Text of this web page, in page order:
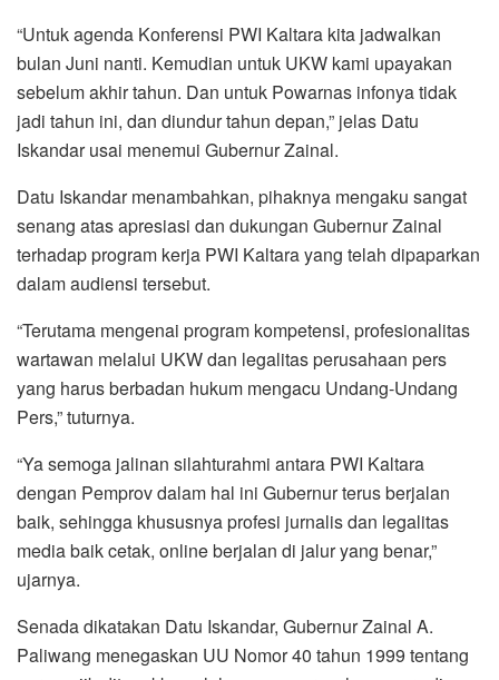
“Untuk agenda Konferensi PWI Kaltara kita jadwalkan
bulan Juni nanti. Kemudian untuk UKW kami upayakan
sebelum akhir tahun. Dan untuk Powarnas infonya tidak
jadi tahun ini, dan diundur tahun depan,” jelas Datu
Iskandar usai menemui Gubernur Zainal.
Datu Iskandar menambahkan, pihaknya mengaku sangat
senang atas apresiasi dan dukungan Gubernur Zainal
terhadap program kerja PWI Kaltara yang telah dipaparkan
dalam audiensi tersebut.
“Terutama mengenai program kompetensi, profesionalitas
wartawan melalui UKW dan legalitas perusahaan pers
yang harus berbadan hukum mengacu Undang-Undang
Pers,” tuturnya.
“Ya semoga jalinan silahturahmi antara PWI Kaltara
dengan Pemprov dalam hal ini Gubernur terus berjalan
baik, sehingga khususnya profesi jurnalis dan legalitas
media baik cetak, online berjalan di jalur yang benar,”
ujarnya.
Senada dikatakan Datu Iskandar, Gubernur Zainal A.
Paliwang menegaskan UU Nomor 40 tahun 1999 tentang